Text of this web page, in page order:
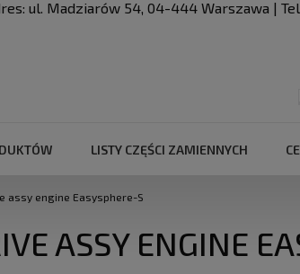
ul. Madziarów 54, 04-444 Warszawa |
LISTY CZĘŚCI ZAMIENNYCH
assy engine Easysphere-S
ASSY ENGINE